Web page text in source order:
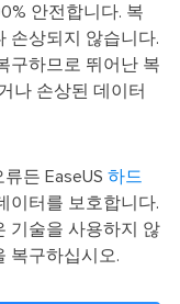
안전합니다. 복
손상되지 않습니다.
구하므로 뛰어난 복
나 손상된 데이터
든 EaseUS 하드
이터를 보호합니다.
기술을 사용하지 않
복구하십시오.